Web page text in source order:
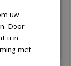
uw
Door
u in
met